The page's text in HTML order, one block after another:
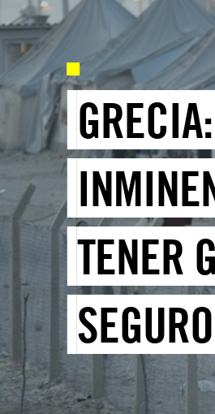
TENER
SEGURO